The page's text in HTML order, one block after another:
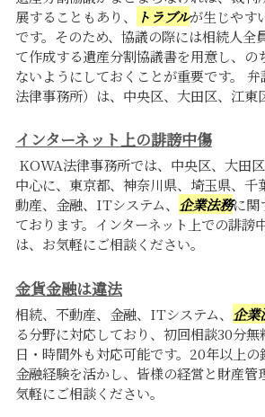
展することもあり、
トラブルが生じやす
です。そのため、協議の際には相続人全
て作成する遺産分割協議書を用意し、の
ないようにしておくことが重要です。
法律事務所）は、中央区、大田区、江東
インターネット上の誹謗中傷
KOWA法律事務所では、中央区、大田
中心に、東京都、神奈川県、埼玉県、千
動産、金融、ITシステム、 企業法務に関
ております。インターネット上での誹謗
は、お気軽にご相談ください。
金貨金融は違法
相続、不動産、金融、ITシステム、 企業
る分野に対応しており、初回相談30分
日・時間外も対応可能です。20年以上
金融経験を活かし、皆様の経営と財産管
気軽にご相談ください。